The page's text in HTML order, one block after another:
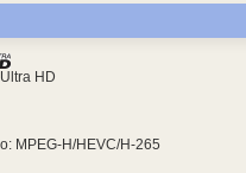
HD
MPEG-H/HEVC/H-265